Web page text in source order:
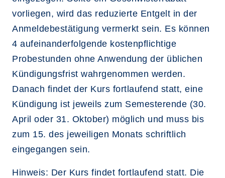
vorliegen, wird das reduzierte Entgelt in der
Anmeldebestätigung vermerkt sein. Es können
4 aufeinanderfolgende kostenpflichtige
Probestunden ohne Anwendung der üblichen
Kündigungsfrist wahrgenommen werden.
Danach findet der Kurs fortlaufend statt, eine
Kündigung ist jeweils zum Semesterende (30.
April oder 31. Oktober) möglich und muss bis
zum 15. des jeweiligen Monats schriftlich
eingegangen sein.
Hinweis: Der Kurs findet fortlaufend statt. Die